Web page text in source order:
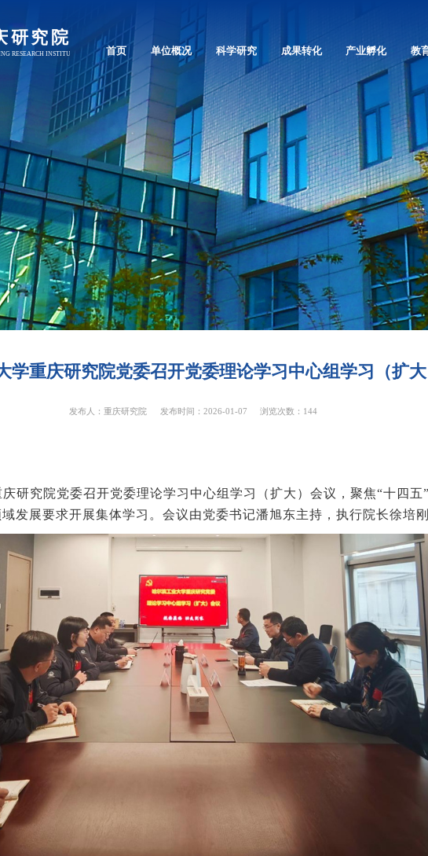
首页 单位概况 科学研究 成果转化 产业孵化 教
学重庆研究院党委召开党委理论学习中心组学习（扩
发布人：重庆研究院 发布时间：2026-01-07 浏览次数： 144
研究院党委召开党委理论学习中心组学习（扩大）会议，聚焦“十四五
发展要求开展集体学习。会议由党委书记潘旭东主持，执行院长徐培